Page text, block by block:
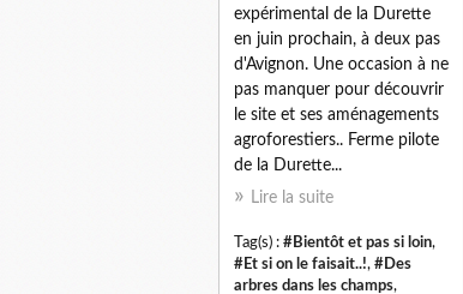
expérimental de la Durette
en juin prochain, à deux pas
d'Avignon. Une occasion à ne
pas manquer pour découvrir
le site et ses aménagements
agroforestiers.. Ferme pilote
de la Durette...
Lire la suite
Tag(s) : #Bientôt et pas si loin,
#Et si on le faisait..!, #Des
arbres dans les champs,